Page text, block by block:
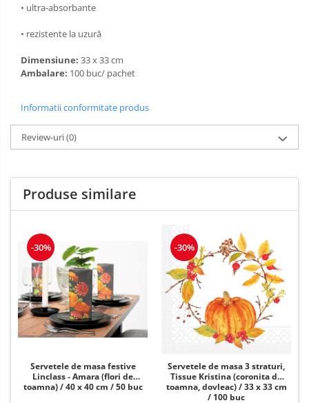
• ultra-absorbante
• rezistente la uzură
Dimensiune: 33 x 33 cm
Ambalare: 100 buc/ pachet
Informatii conformitate produs
Review-uri(0)
Produse similare
-30%
Servetele de masa festive
Linclass - Amara (flori de
toamna) / 40 x 40 cm / 50 buc
-30%
Servetele de masa 3 straturi,
Tissue Kristina (coronita de
toamna, dovleac) / 33 x 33 cm
/ 100 buc